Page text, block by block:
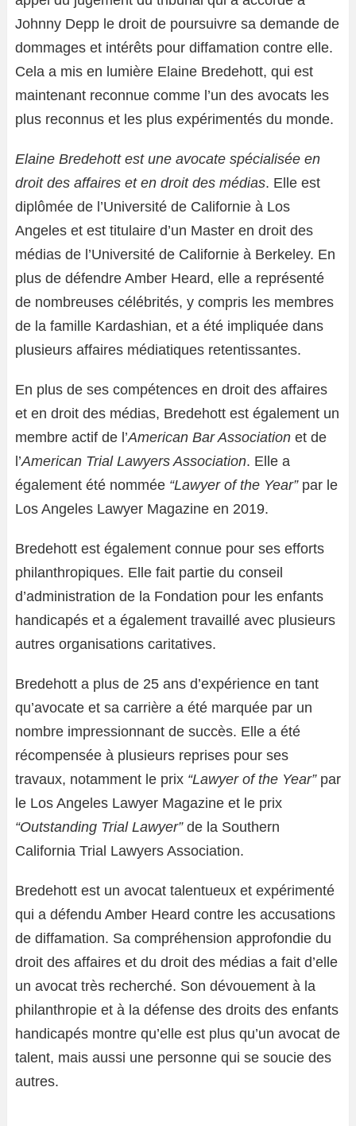
Johnny Depp le droit de poursuivre sa demande de
dommages et intérêts pour diffamation contre elle.
Cela a mis en lumière Elaine Bredehott, qui est
maintenant reconnue comme l’un des avocats les
plus reconnus et les plus expérimentés du monde.
Elaine Bredehott est une avocate spécialisée en
droit des affaires et en droit des médias. Elle est
diplômée de l’Université de Californie à Los
Angeles et est titulaire d’un Master en droit des
médias de l’Université de Californie à Berkeley. En
plus de défendre Amber Heard, elle a représenté
de nombreuses célébrités, y compris les membres
de la famille Kardashian, et a été impliquée dans
plusieurs affaires médiatiques retentissantes.
En plus de ses compétences en droit des affaires
et en droit des médias, Bredehott est également un
membre actif de l’American Bar Association et de
l’American Trial Lawyers Association. Elle a
également été nommée “Lawyer of the Year”par le
Los Angeles Lawyer Magazine en 2019.
Bredehott est également connue pour ses efforts
philanthropiques. Elle fait partie du conseil
d’administration de la Fondation pour les enfants
handicapés et a également travaillé avec plusieurs
autres organisations caritatives.
Bredehott a plus de 25 ans d’expérience en tant
qu’avocate et sa carrière a été marquée par un
nombre impressionnant de succès. Elle a été
récompensée à plusieurs reprises pour ses
travaux, notamment le prix “Lawyer of the Year”par
le Los Angeles Lawyer Magazine et le prix
“Outstanding Trial Lawyer”de la Southern
California Trial Lawyers Association.
Bredehott est un avocat talentueux et expérimenté
qui a défendu Amber Heard contre les accusations
de diffamation. Sa compréhension approfondie du
droit des affaires et du droit des médias a fait d’elle
un avocat très recherché. Son dévouement à la
philanthropie et à la défense des droits des enfants
handicapés montre qu’elle est plus qu’un avocat de
talent, mais aussi une personne qui se soucie des
autres.